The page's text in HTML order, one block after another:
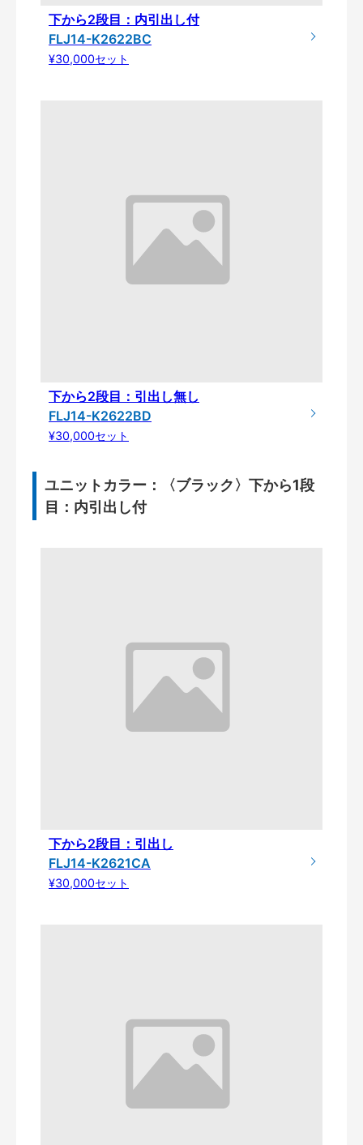
下から2段目：内引出し付
FLJ14-K2622BC
¥30,000セット
下から2段目：引出し無し
FLJ14-K2622BD
¥30,000セット
ユニットカラー：〈ブラック〉下から1段
目：内引出し付
下から2段目：引出し
FLJ14-K2621CA
¥30,000セット